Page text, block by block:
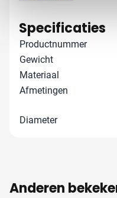
Specificaties
Productnummer
Gewicht
Materiaal
Afmetingen
Diameter
Anderen